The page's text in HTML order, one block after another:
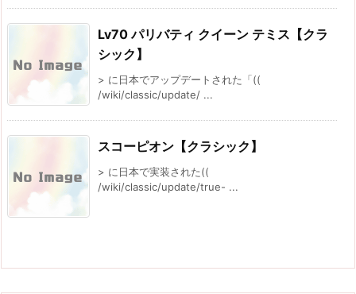
Lv70 パリバティ クイーン テミス【クラ
シック】
> に日本でアップデートされた「((
/wiki/classic/update/ ...
スコーピオン【クラシック】
> に日本で実装された((
/wiki/classic/update/true- ...